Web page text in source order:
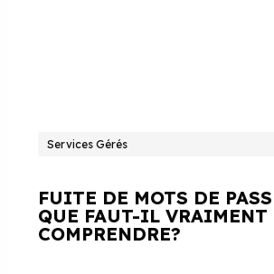
Services Gérés
FUITE DE MOTS DE
QUE FAUT-IL VRAIMENT
COMPRENDRE?